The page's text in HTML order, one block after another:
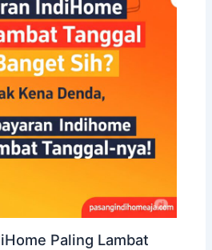
Paling Lambat